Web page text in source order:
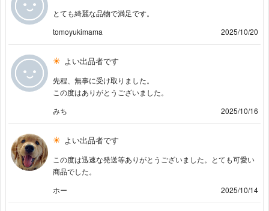
とても綺麗な品物で満足です。
tomoyukimama
2025/10/20
よい出品者です
先程、無事に受け取りました。
この度はありがとうございました。
みち
2025/10/16
よい出品者です
この度は迅速な発送等ありがとうございました。とても可愛い
商品でした。
ホー
2025/10/14